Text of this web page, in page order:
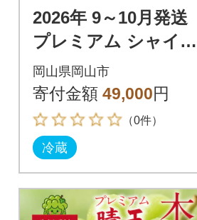
2026年 9～10月発送
プレミアム シャイン
マスカット 晴王 2房
約1.3kg 赤秀品 岡山県
岡山県岡山市
寄付金額 49,000円
（0件）
冷蔵